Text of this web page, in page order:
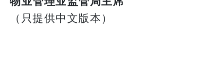
（只提供中文版本）